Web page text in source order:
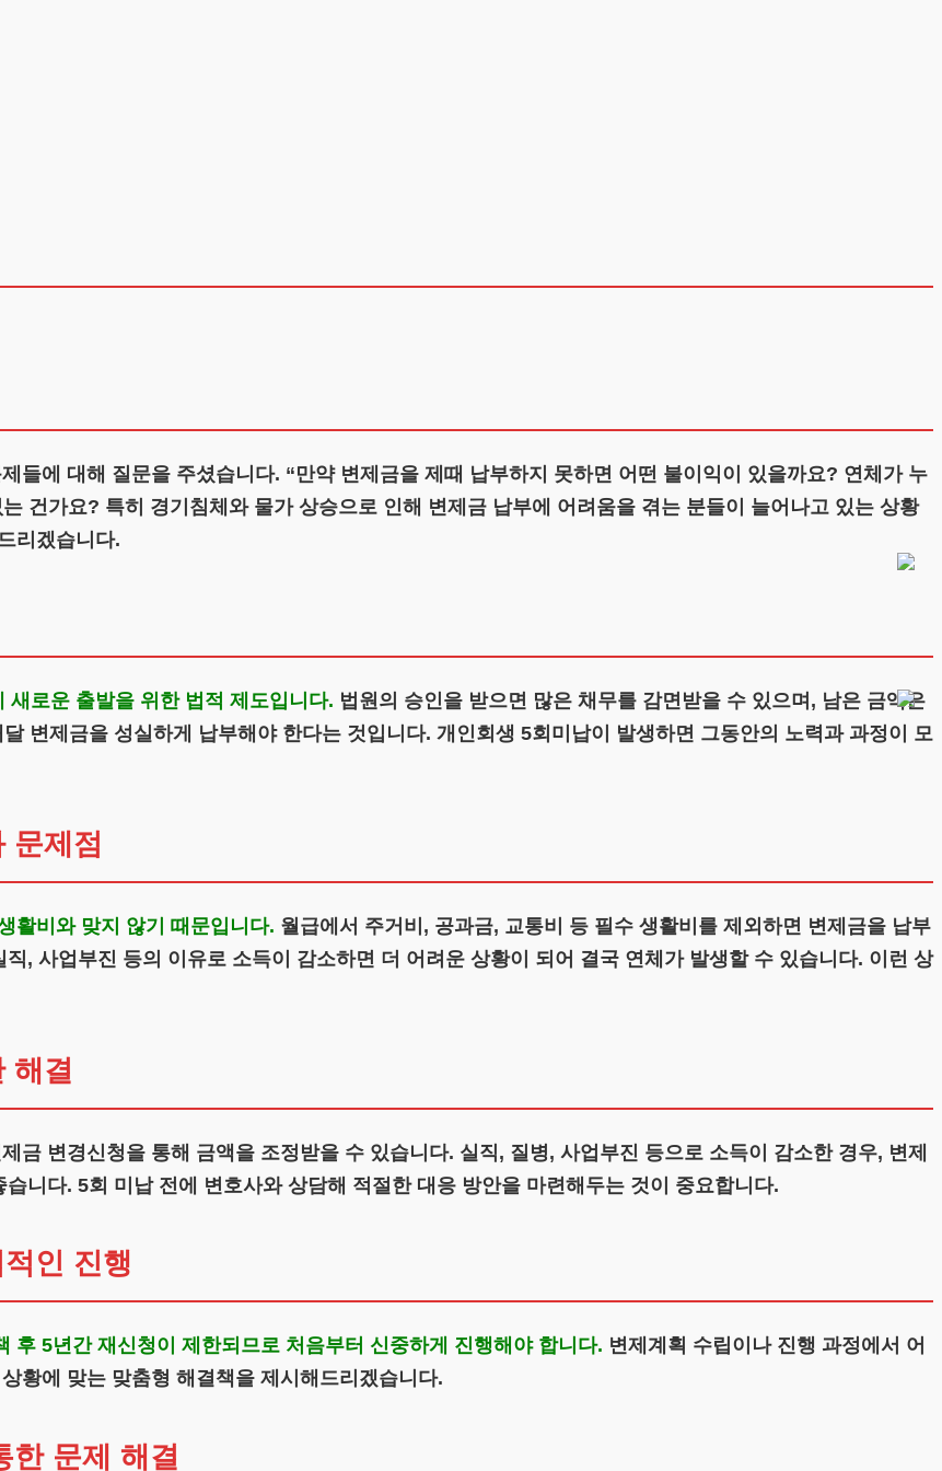
들에 대해 질문을 주셨습니다. “만약 변제금을 제때 납부하지 못하면 어떤 불이익이 있을까요? 연체가 누
건가요? 특히 경기침체와 물가 상승으로 인해 변제금 납부에 어려움을 겪는 분들이 늘어나고 있는 상황
리겠습니다.
로운 출발을 위한 법적 제도입니다. 법원의 승인을 받으면 많은 채무를 감면받을 수 있으며, 남은 금액은
변제금을 성실하게 납부해야 한다는 것입니다. 개인회생 5회미납이 발생하면 그동안의 노력과 과정이 모
문제점
활비와 맞지 않기 때문입니다. 월급에서 주거비, 공과금, 교통비 등 필수 생활비를 제외하면 변제금을 납부
, 사업부진 등의 이유로 소득이 감소하면 더 어려운 상황이 되어 결국 연체가 발생할 수 있습니다. 이런 상
해결
금 변경신청을 통해 금액을 조정받을 수 있습니다. 실직, 질병, 사업부진 등으로 소득이 감소한 경우, 변제
니다. 5회 미납 전에 변호사와 상담해 적절한 대응 방안을 마련해두는 것이 중요합니다.
인 진행
후 5년간 재신청이 제한되므로 처음부터 신중하게 진행해야 합니다. 변제계획 수립이나 진행 과정에서 어
황에 맞는 맞춤형 해결책을 제시해드리겠습니다.
한 문제 해결